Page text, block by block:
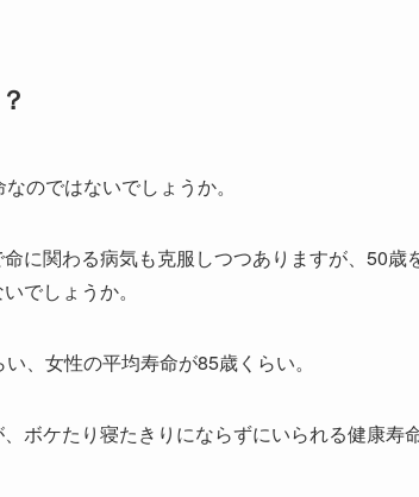
のではないでしょうか。
に関わる病気も克服しつつありますが、50歳
でしょうか。
、女性の平均寿命が85歳くらい。
ボケたり寝たきりにならずにいられる健康寿